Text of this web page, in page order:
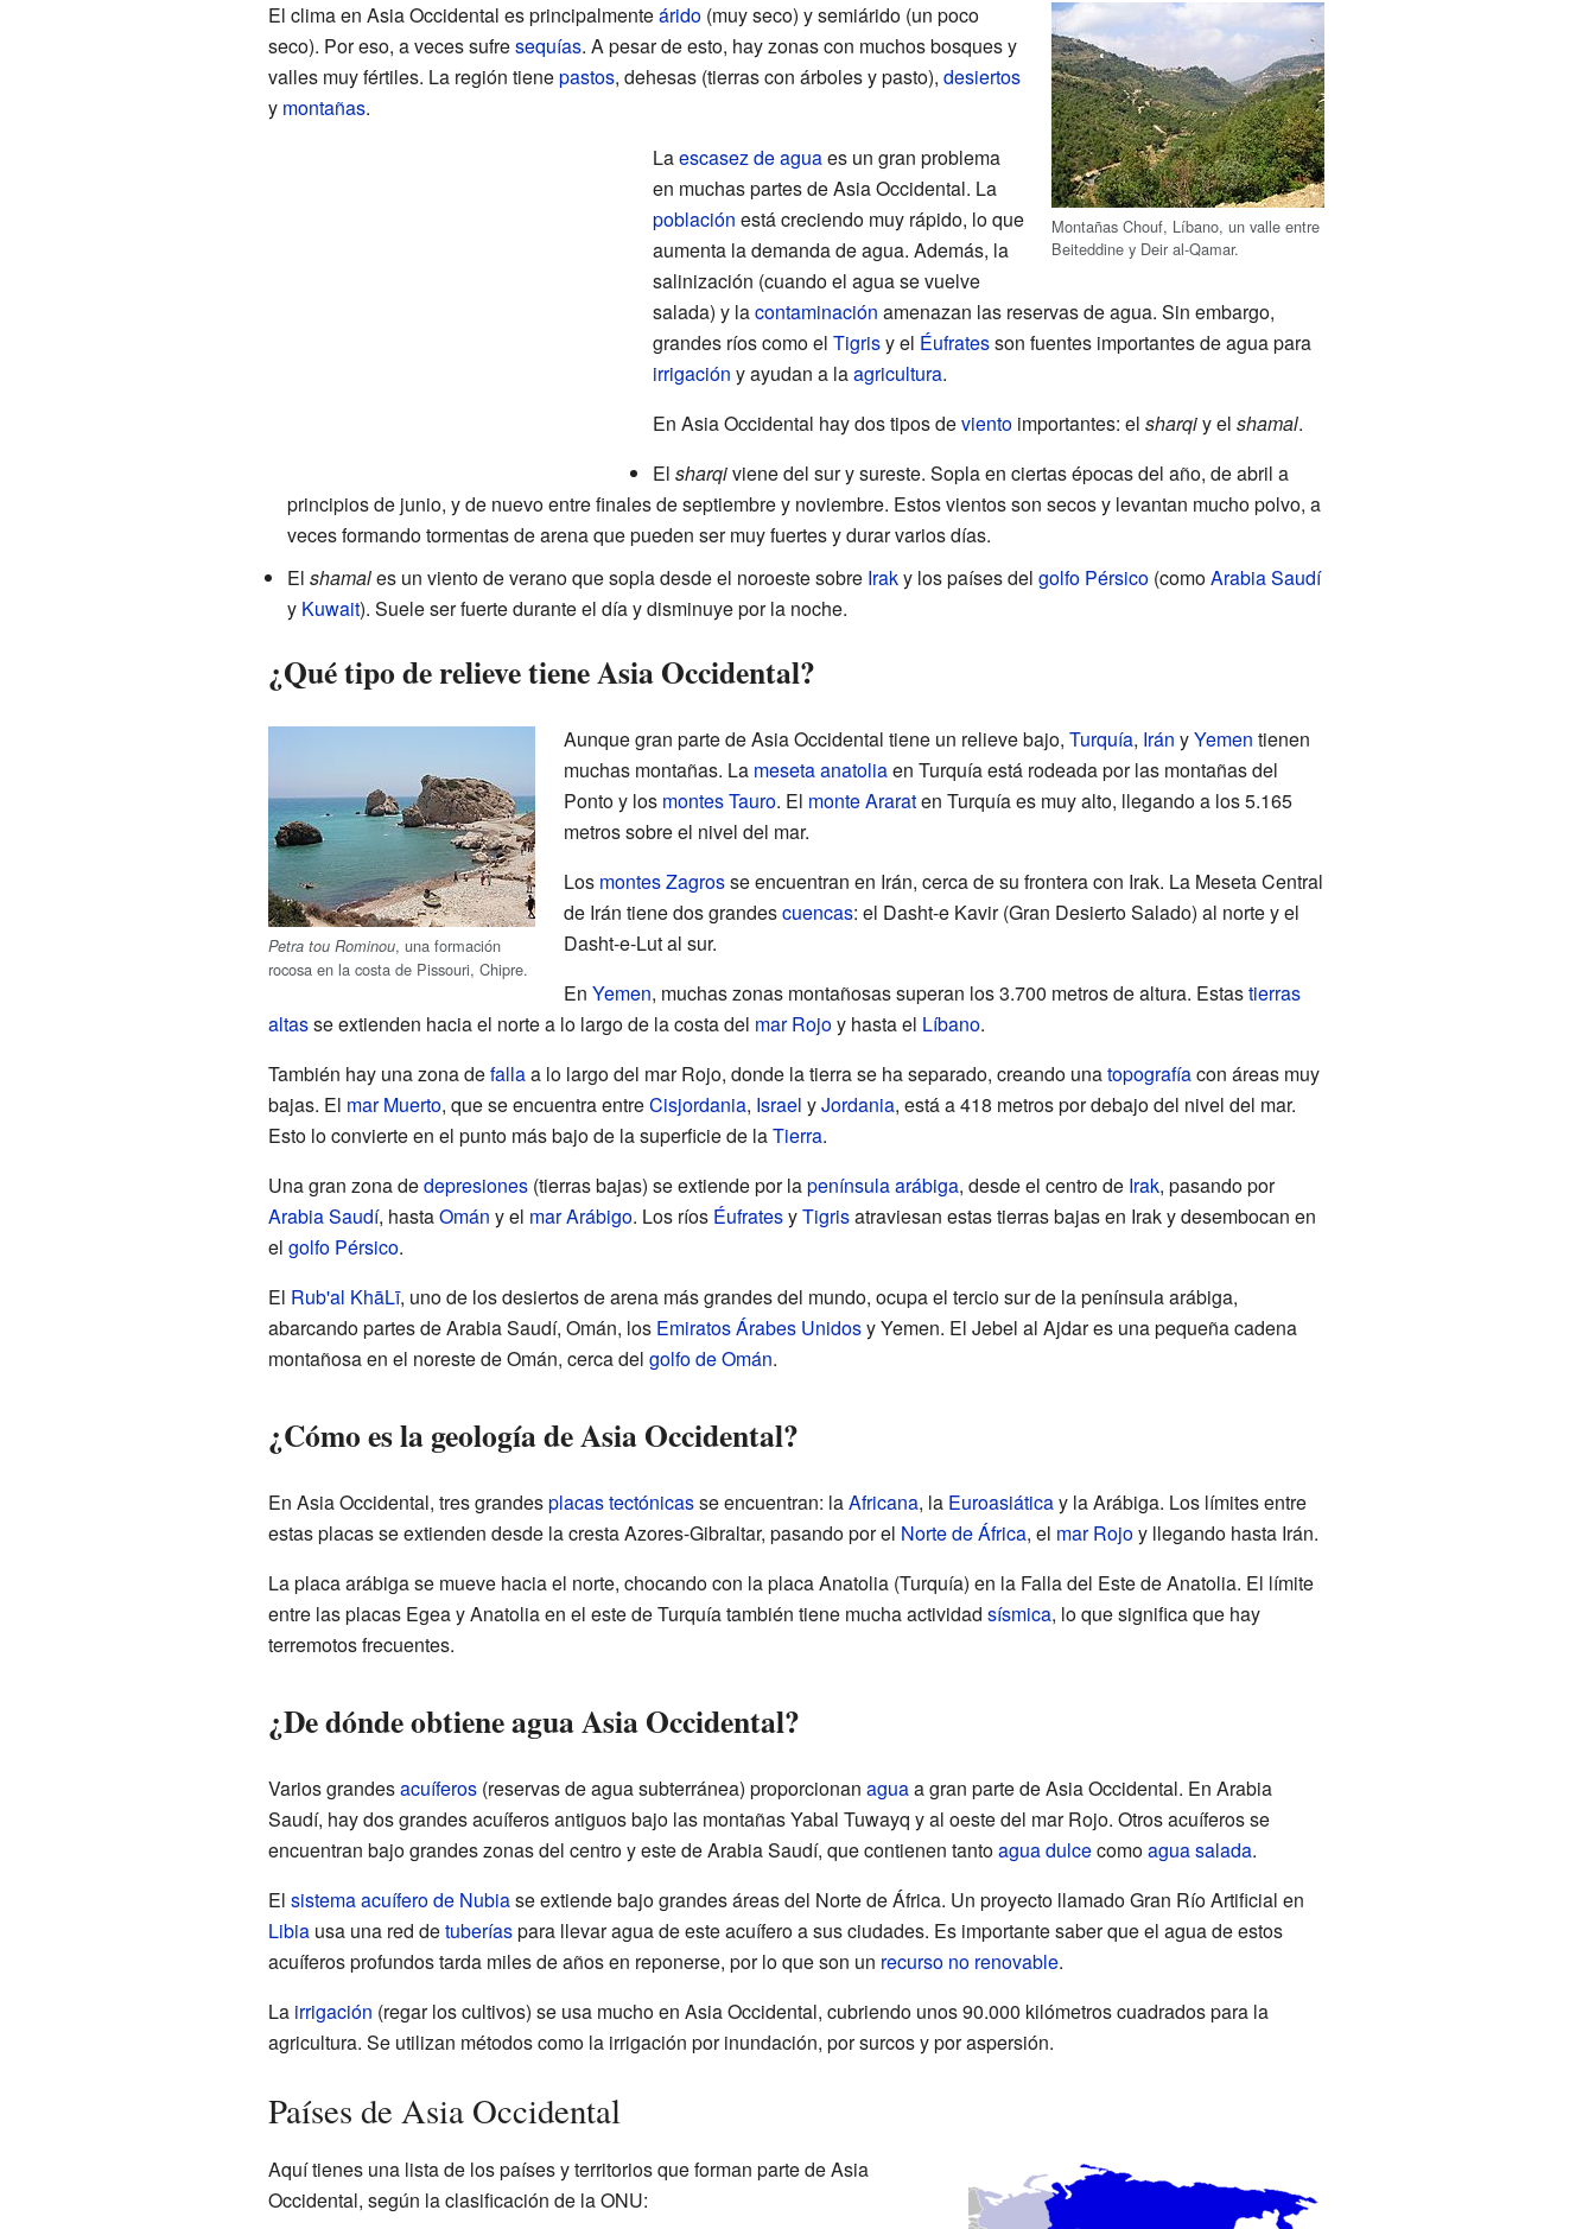
Montañas Chouf, Líbano, un valle entre
Beiteddine y Deir al-Qamar.
El clima en Asia Occidental es principalmenteárido(muy seco) y semiárido (un poco
seco). Por eso, a veces sufresequías. A pesar de esto, hay zonas con muchos bosques y
valles muy fértiles. La región tienepastos, dehesas (tierras con árboles y pasto), desiertos
y montañas.
Laescasez de aguaes un gran problema
en muchas partes de Asia Occidental. La
población está creciendo muy rápido, lo que
aumenta la demanda de agua. Además, la
salinización (cuando el agua se vuelve
salada) y lacontaminación amenazan las reservas de agua. Sin embargo,
grandes ríos como el Tigrisy el Éufratesson fuentes importantes de agua para
irrigación y ayudan a laagricultura.
En Asia Occidental hay dos tipos devientoimportantes: el sharqiy el shamal.
El sharqiviene del sur y sureste. Sopla en ciertas épocas del año, de abril a
principios de junio, y de nuevo entre finales de septiembre y noviembre. Estos vientos son secos y levantan mucho polvo, a
veces formando tormentas de arena que pueden ser muy fuertes y durar varios días.
El shamales un viento de verano que sopla desde el noroeste sobre Iraky los países del golfo Pérsico(comoArabia Saudí
y Kuwait). Suele ser fuerte durante el día y disminuye por la noche.
¿Qué tipo de relieve tiene Asia Occidental?
Petra tou Rominou, una formación
rocosa en la costa de Pissouri, Chipre.
Aunque gran parte de Asia Occidental tiene un relieve bajo, Turquía, Irán yYemen tienen
muchas montañas. La meseta anatoliaen Turquía está rodeada por las montañas del
Ponto y los montes Tauro. El monte Araraten Turquía es muy alto, llegando a los 5.165
metros sobre el nivel del mar.
Los montes Zagrosse encuentran en Irán, cerca de su frontera con Irak. La Meseta Central
de Irán tiene dos grandescuencas: el Dasht-e Kavir (Gran Desierto Salado) al norte y el
Dasht-e-Lut al sur.
En Yemen, muchas zonas montañosas superan los 3.700 metros de altura. Estastierras
altasse extienden hacia el norte a lo largo de la costa del mar Rojoy hasta el Líbano.
También hay una zona defallaa lo largo del mar Rojo, donde la tierra se ha separado, creando unatopografíacon áreas muy
bajas. El mar Muerto, que se encuentra entreCisjordania, Israel yJordania, está a 418 metros por debajo del nivel del mar.
Esto lo convierte en el punto más bajo de la superficie de laTierra.
Una gran zona dedepresiones(tierras bajas) se extiende por lapenínsula arábiga, desde el centro de Irak, pasando por
Arabia Saudí, hastaOmán y el mar Arábigo. Los ríos ÉufratesyTigrisatraviesan estas tierras bajas en Irak y desembocan en
el golfo Pérsico.
El Rub'al KhāLī, uno de los desiertos de arena más grandes del mundo, ocupa el tercio sur de la península arábiga,
abarcando partes de Arabia Saudí, Omán, los Emiratos Árabes Unidosy Yemen. El Jebel al Ajdar es una pequeña cadena
montañosa en el noreste de Omán, cerca del golfo de Omán.
¿Cómo es la geología de Asia Occidental?
En Asia Occidental, tres grandesplacas tectónicasse encuentran: laAfricana, la Euroasiáticay la Arábiga. Los límites entre
estas placas se extienden desde la cresta Azores-Gibraltar, pasando por el Norte de África, el mar Rojoy llegando hasta Irán.
La placa arábiga se mueve hacia el norte, chocando con la placa Anatolia (Turquía) en la Falla del Este de Anatolia. El límite
entre las placas Egea y Anatolia en el este de Turquía también tiene mucha actividad sísmica, lo que significa que hay
terremotos frecuentes.
¿De dónde obtiene agua Asia Occidental?
Varios grandesacuíferos(reservas de agua subterránea) proporcionan aguaa gran parte de Asia Occidental. En Arabia
Saudí, hay dos grandes acuíferos antiguos bajo las montañas Yabal Tuwayq y al oeste del mar Rojo. Otros acuíferos se
encuentran bajo grandes zonas del centro y este de Arabia Saudí, que contienen tantoagua dulcecomoagua salada.
El sistema acuífero de Nubiase extiende bajo grandes áreas del Norte de África. Un proyecto llamado Gran Río Artificial en
Libiausa una red detuberíaspara llevar agua de este acuífero a sus ciudades. Es importante saber que el agua de estos
acuíferos profundos tarda miles de años en reponerse, por lo que son un recurso no renovable.
La irrigación (regar los cultivos) se usa mucho en Asia Occidental, cubriendo unos 90.000 kilómetros cuadrados para la
agricultura. Se utilizan métodos como la irrigación por inundación, por surcos y por aspersión.
Países de Asia Occidental
Aquí tienes una lista de los países y territorios que forman parte de Asia
Occidental, según la clasificación de la ONU: